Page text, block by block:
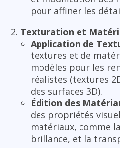
pour affiner les
Texturation et
Application de
textures et de
modèles pour les
réalistes (textures
des surfaces 3D).
Édition des
des propriétés
matériaux, comme
brillance, et la